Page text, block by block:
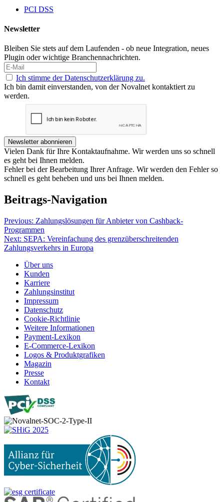
PCI DSS
Newsletter
Bleiben Sie stets auf dem Laufenden - ob neue Integration, neues
Plugin oder wichtige Branchennachrichten.
Ich stimme der Datenschutzerklärung zu.
Ich bin damit einverstanden, von der Novalnet kontaktiert zu
werden.
Newsletter abonnieren
Vielen Dank für Ihre Kontaktaufnahme. Wir werden uns so schnell
es geht bei Ihnen melden.
Fehler bei der Bearbeitung Ihrer Anfrage. Wir werden den Fehler so
schnell es geht beheben und uns bei Ihnen melden.
Beitrags-Navigation
Previous: Zahlungslösungen für Anbieter von Cashback-
Programmen
Next: SEPA: Vereinfachung des grenzüberschreitenden
Zahlungsverkehrs in Europa
Über uns
Kunden
Karriere
Zahlungsinstitut
Impressum
Datenschutz
Cookie-Richtlinie
Weitere Informationen
Payment-Lexikon
E-Commerce-Lexikon
Logos & Produktgrafiken
Magazin
Presse
Kontakt